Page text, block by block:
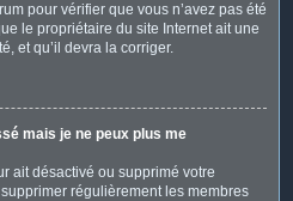
pour vérifier que vous n’avez pas été
le propriétaire du site Internet ait une
et qu’il devra la corriger.
mais je ne peux plus me
ait désactivé ou supprimé votre
régulièrement les membres